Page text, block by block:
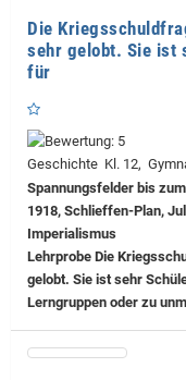
Die
sehr gelobt. Sie ist
für
Geschichte Kl. 12,
Spannungsfelder bis
1918, Schlieffen-Plan,
Imperialismus
Lehrprobe Die
gelobt. Sie ist sehr
Lerngruppen oder zu